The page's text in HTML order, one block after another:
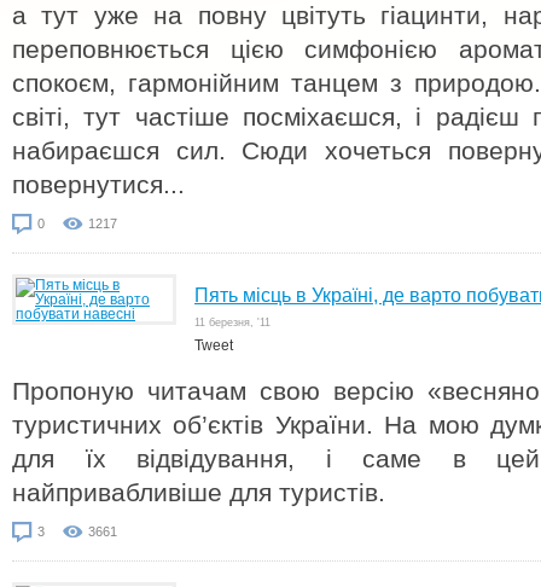
а тут уже на повну цвітуть гіацинти,
переповнюється цією симфонією
спокоєм, гармонійним танцем з
світі, тут частіше посміхаєшся, і радієш
набираєшся сил. Сюди хочеться
повернутися...
0 1217
Пять місць в Україні, де варто
11 березня, '11
Tweet
Пропоную читачам свою версію
туристичних об’єктів України. На мою
для їх відвідування, і саме в
найпривабливіше для туристів.
3 3661